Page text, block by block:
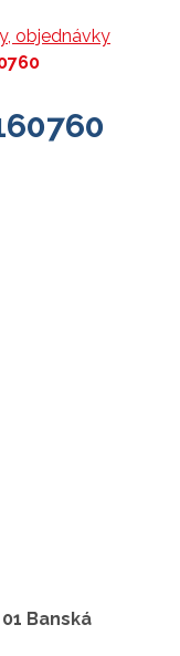
objednávky
Banská